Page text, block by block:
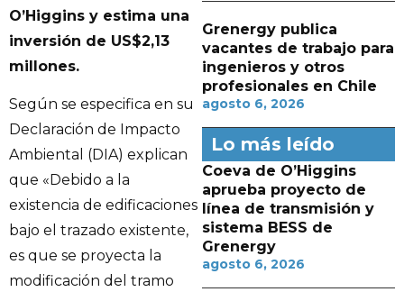
O’Higgins y estima una
inversión de US$2,13
millones.
Según se especifica en su
Declaración de Impacto
Ambiental (DIA) explican
que «Debido a la
existencia de edificaciones
bajo el trazado existente,
es que se proyecta la
modificación del tramo
Grenergy publica
vacantes de trabajo para
ingenieros y otros
profesionales en Chile
agosto 6, 2026
Lo más leído
Coeva de O’Higgins
aprueba proyecto de
línea de transmisión y
sistema BESS de
Grenergy
agosto 6, 2026